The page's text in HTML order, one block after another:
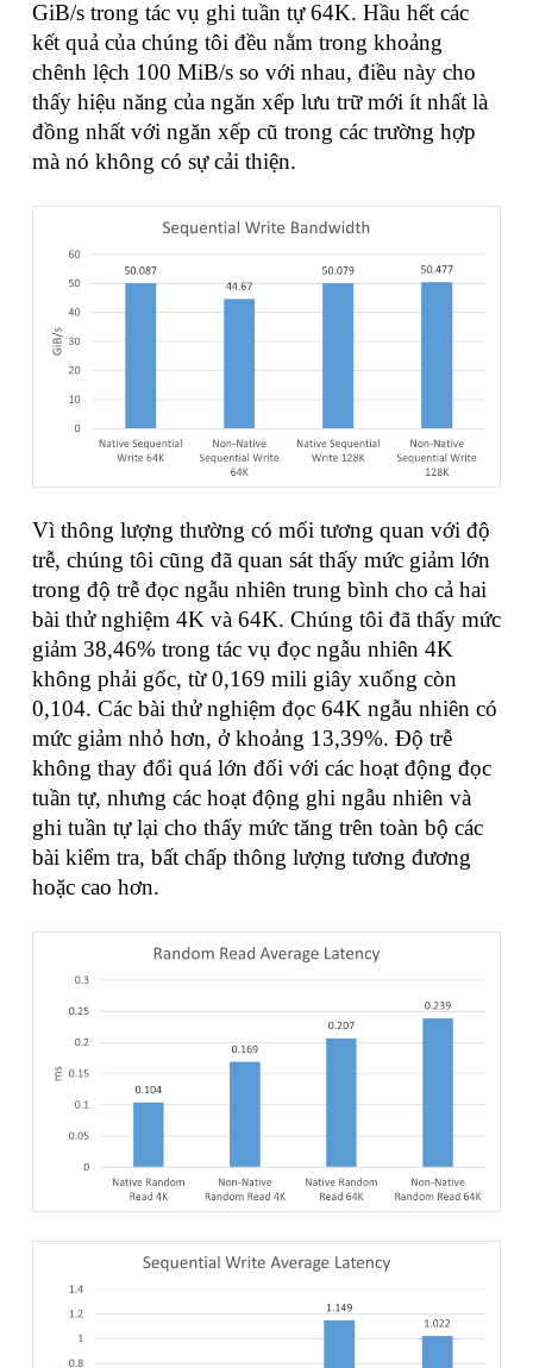
GiB/s trong tác vụ ghi tuần tự 64K. Hầu hết các
kết quả của chúng tôi đều nằm trong khoảng
chênh lệch 100 MiB/s so với nhau, điều này cho
thấy hiệu năng của ngăn xếp lưu trữ mới ít nhất là
đồng nhất với ngăn xếp cũ trong các trường hợp
mà nó không có sự cải thiện.
Vì thông lượng thường có mối tương quan với độ
trễ, chúng tôi cũng đã quan sát thấy mức giảm lớn
trong độ trễ đọc ngẫu nhiên trung bình cho cả hai
bài thử nghiệm 4K và 64K. Chúng tôi đã thấy mức
giảm 38,46% trong tác vụ đọc ngẫu nhiên 4K
không phải gốc, từ 0,169 mili giây xuống còn
0,104. Các bài thử nghiệm đọc 64K ngẫu nhiên có
mức giảm nhỏ hơn, ở khoảng 13,39%. Độ trễ
không thay đổi quá lớn đối với các hoạt động đọc
tuần tự, nhưng các hoạt động ghi ngẫu nhiên và
ghi tuần tự lại cho thấy mức tăng trên toàn bộ các
bài kiểm tra, bất chấp thông lượng tương đương
hoặc cao hơn.